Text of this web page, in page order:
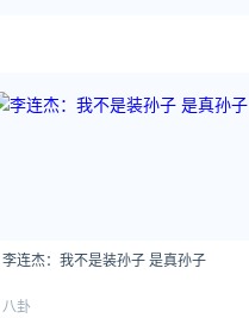
李连杰：我不是装孙子 是真孙子
八卦